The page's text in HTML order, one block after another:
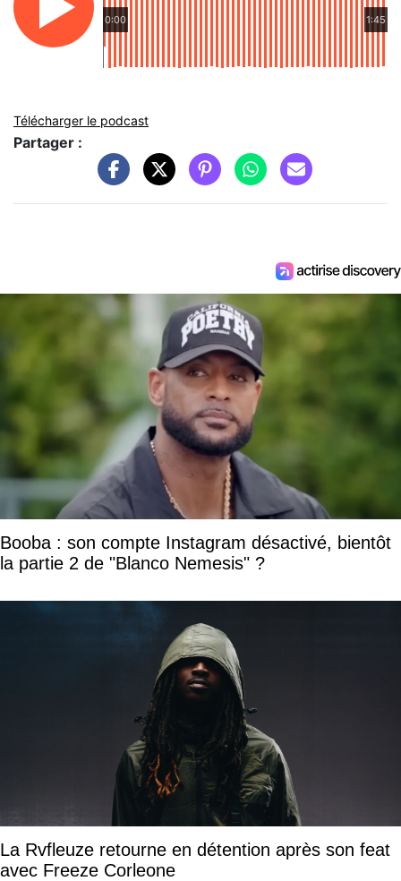
0:00 1:45
Télécharger le podcast
Partager :
Booba : son compte Instagram désactivé, bientôt
la partie 2 de "Blanco Nemesis" ?
La Rvfleuze retourne en détention après son feat
avec Freeze Corleone